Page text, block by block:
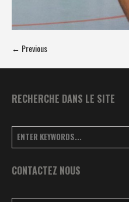
← Previous
RECHERCHE DANS LE SITE
CONTACTEZ NOUS